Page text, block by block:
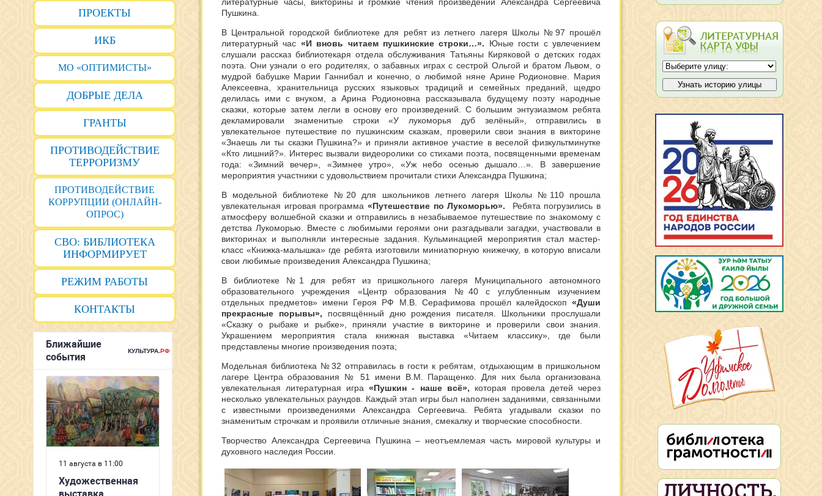
ПРОЕКТЫ
ИКБ
МО «ОПТИМИСТЫ»
ДОБРЫЕ ДЕЛА
ГРАНТЫ
ПРОТИВОДЕЙСТВИЕ
ТЕРРОРИЗМУ
ПРОТИВОДЕЙСТВИЕ
КОРРУПЦИИ (ОНЛАЙН-
ОПРОС)
СВО: БИБЛИОТЕКА
ИНФОРМИРУЕТ
РЕЖИМ РАБОТЫ
КОНТАКТЫ
Пушкина.
В Центральной городской библиотеке для ребят из летнего лагеря Школы №97 прошёл
литературный час «И вновь читаем пушкинские строки…». Юные гости с увлечением
слушали рассказ библиотекаря отдела обслуживания Татьяны Киряковой о детских годах
поэта. Они узнали о его родителях, о забавных играх с сестрой Ольгой и братом Львом, о
мудрой бабушке Марии Ганнибал и конечно, о любимой няне Арине Родионовне. Мария
Алексеевна, хранительница русских языковых традиций и семейных преданий, щедро
делилась ими с внуком, а Арина Родионовна рассказывала будущему поэту народные
сказки, которые затем легли в основу его произведений. С большим энтузиазмом ребята
декламировали знаменитые строки «У лукоморья дуб зелёный», отправились в
увлекательное путешествие по пушкинским сказкам, проверили свои знания в викторине
«Знаешь ли ты сказки Пушкина?» и приняли активное участие в веселой физкультминутке
«Кто лишний?». Интерес вызвали видеоролики со стихами поэта, посвященными временам
года: «Зимний вечер», «Зимнее утро», «Уж небо осенью дышало…». В завершение
мероприятия участники с удовольствием прочитали стихи Александра Пушкина;
В модельной библиотеке №20 для школьников летнего лагеря Школы №110 прошла
увлекательная игровая программа «Путешествие по Лукоморью». Ребята погрузились в
атмосферу волшебной сказки и отправились в незабываемое путешествие по знакомому с
детства Лукоморью. Вместе с любимыми героями они разгадывали загадки, участвовали в
викторинах и выполняли интересные задания. Кульминацией мероприятия стал мастер-
класс «Книжка-малышка» где ребята изготовили миниатюрную книжечку, в которую вписали
свои любимые произведения Александра Пушкина;
В библиотеке №1 для ребят из пришкольного лагеря Муниципального автономного
образовательного учреждения «Центр образования №40 с углубленным изучением
отдельных предметов» имени Героя РФ М.В. Серафимова прошёл калейдоскоп «Души
прекрасные порывы», посвящённый дню рождения писателя. Школьники прослушали
«Сказку о рыбаке и рыбке», приняли участие в викторине и проверили свои знания.
Украшением мероприятия стала книжная выставка «Читаем классику», где были
представлены многие произведения поэта;
Модельная библиотека №32 отправилась в гости к ребятам, отдыхающим в пришкольном
лагере Центра образования № 51 имени В.М. Паращенко. Для них была организована
увлекательная литературная игра«Пушкин - наше всё», которая провела детей через
несколько увлекательных раундов. Каждый этап игры был наполнен заданиями, связанными
с известными произведениями Александра Сергеевича. Ребята угадывали сказки по
знаменитым строчкам и проявили отличные знания, смекалку и творческие способности.
Творчество Александра Сергеевича Пушкина – неотъемлемая часть мировой культуры и
духовного наследия России.